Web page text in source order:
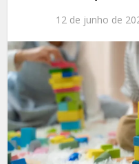
12 de junho de